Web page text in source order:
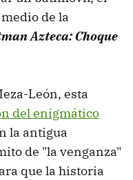
de la
Azteca: Choque
León, esta
del enigmático
la antigua
de "la venganza"
que la historia